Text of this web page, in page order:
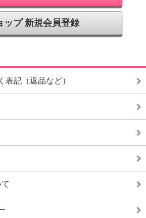
ップ 新規会員登録
表記（返品など）